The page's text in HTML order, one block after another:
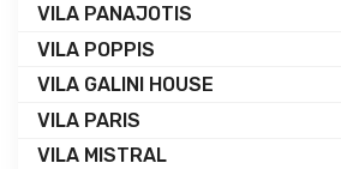
VILA PANAJOTIS
VILA POPPIS
VILA GALINI HOUSE
VILA PARIS
VILA MISTRAL